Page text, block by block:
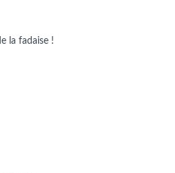
la fadaise !